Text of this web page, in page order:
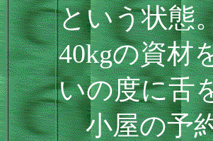
という状態
40kgの資材
いの度に舌
小屋の予約